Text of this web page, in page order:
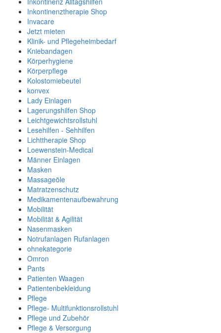
Inkontinenztherapie Shop
Invacare
Jetzt mieten
Klinik- und Pflegeheimbedarf
Kniebandagen
Körperhygiene
Körperpflege
Kolostomiebeutel
konvex
Lady Einlagen
Lagerungshilfen Shop
Leichtgewichtsrollstuhl
Lesehilfen - Sehhilfen
Lichttherapie Shop
Loewenstein-Medical
Männer Einlagen
Masken
Massageöle
Matratzenschutz
Medikamentenaufbewahrung
Mobilität
Mobilität & Agilität
Nasenmasken
Notrufanlagen Rufanlagen
ohnekategorie
Omron
Pants
Patienten Waagen
Patientenbekleidung
Pflege
Pflege- Multifunktionsrollstuhl
Pflege und Zubehör
Pflege & Versorgung